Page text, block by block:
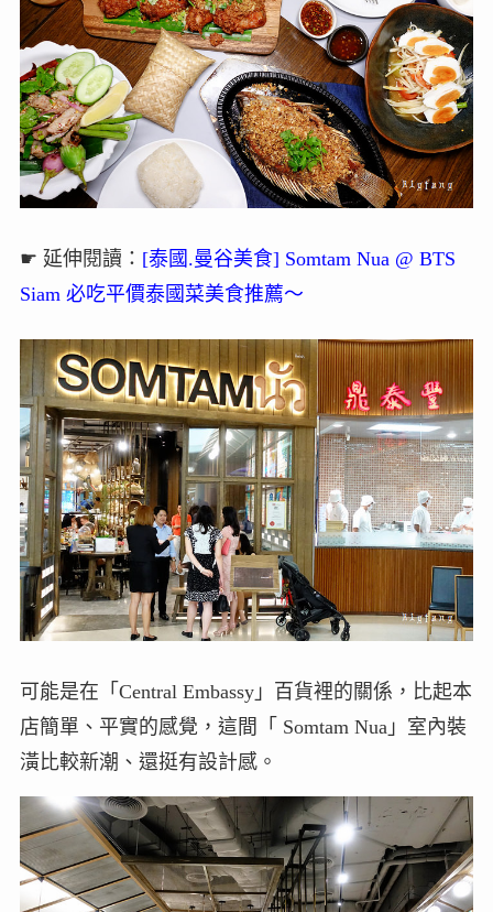
☛ 延伸閱讀： [泰國.曼谷美食] Somtam Nua @ BTS
Siam 必吃平價泰國菜美食推薦～
可能是在「Central Embassy」百貨裡的關係，比起本
店簡單、平實的感覺，這間「 Somtam Nua」室內裝
潢比較新潮、還挺有設計感。